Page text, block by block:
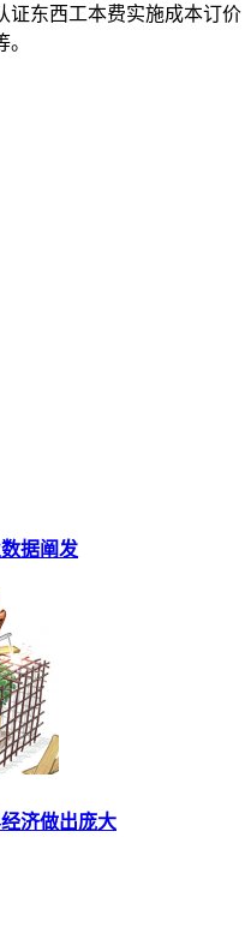
证东西工本费实施成本订价
据阐发
济做出庞大